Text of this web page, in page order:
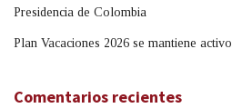
Presidencia de Colombia
Plan Vacaciones 2026 se mantiene activo
Comentarios recientes